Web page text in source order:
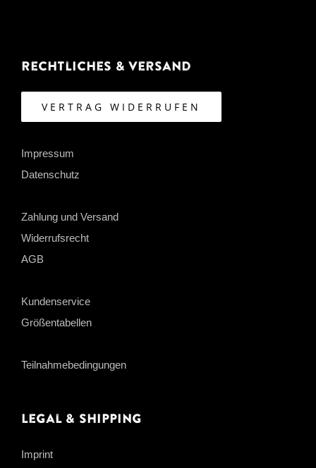
Rechtliches & Versand
VERTRAG WIDERRUFEN
Impressum
Datenschutz
Zahlung und Versand
Widerrufsrecht
AGB
Kundenservice
Größentabellen
Teilnahmebedingungen
Legal & Shipping
Imprint